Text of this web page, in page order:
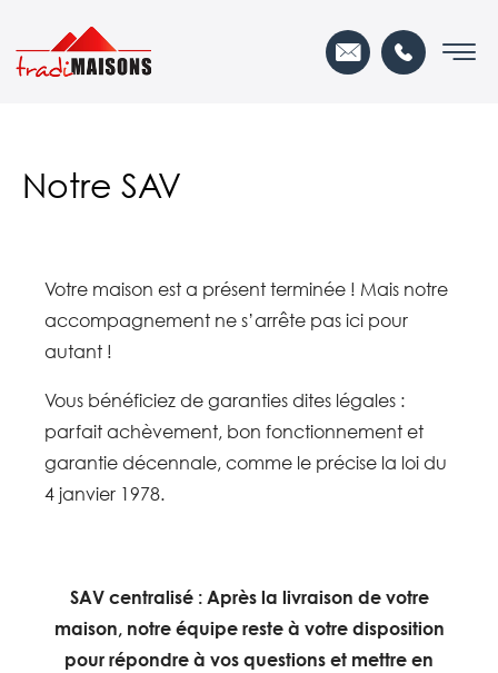
Notre SAV
Votre maison est a présent terminée ! Mais notre
accompagnement ne s’arrête pas ici pour
autant !
Vous bénéficiez de garanties dites légales :
parfait achèvement, bon fonctionnement et
garantie décennale, comme le précise la loi du
4 janvier 1978.
SAV centralisé :Après la livraison de votre
maison, notre équipe reste à votre disposition
pour répondre à vos questions et mettre en